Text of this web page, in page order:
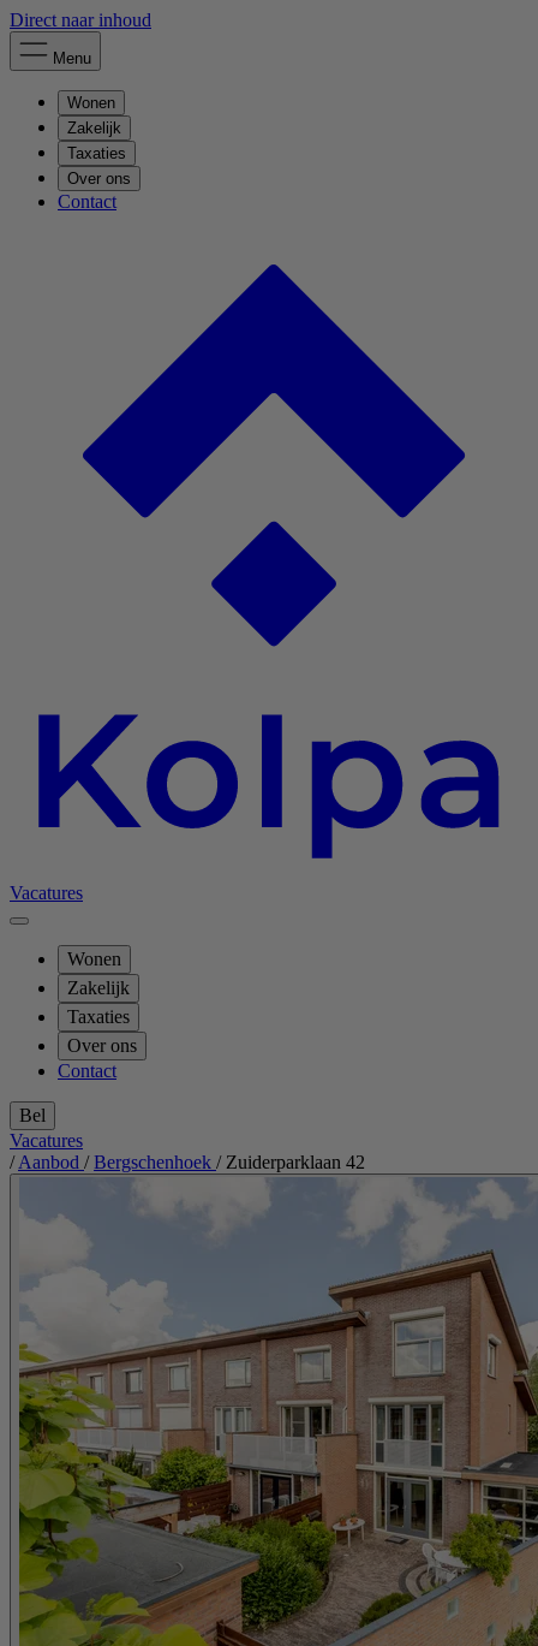
Direct naar inhoud
Menu
Wonen
Zakelijk
Taxaties
Over ons
Contact
Vacatures
Wonen
Zakelijk
Taxaties
Over ons
Contact
Bel
Vacatures
/ Aanbod / Bergschenhoek / Zuiderparklaan 42